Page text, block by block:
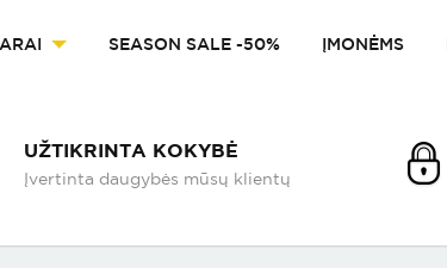
SEASON SALE -50% ĮMONĖMS
UŽTIKRINTA KOKYBĖ
Įvertinta daugybės mūsų klientų